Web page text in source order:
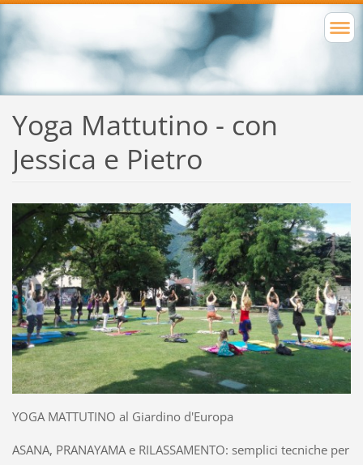
Yoga Mattutino - con
Jessica e Pietro
YOGA MATTUTINO al Giardino d'Europa
ASANA, PRANAYAMA e RILASSAMENTO: semplici tecniche per